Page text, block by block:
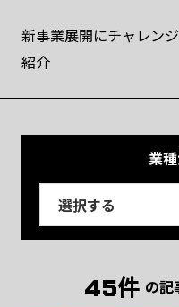
新事業展開にチャレン
紹介
業種
45件 の記